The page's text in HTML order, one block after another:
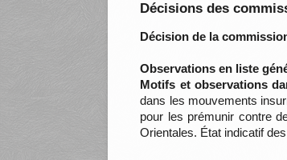
Décisions des
Décision de la
Observations en liste
Motifs et observations
dans les mouvements
pour les prémunir contre
Orientales. État indicatif